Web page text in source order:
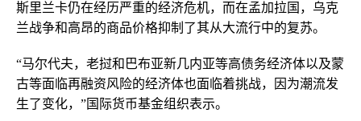
斯里兰卡仍在经历严重的经济危机，而在孟加拉国，乌克
兰战争和高昂的商品价格抑制了其从大流行中的复苏。
“马尔代夫，老挝和巴布亚新几内亚等高债务经济体以及蒙
古等面临再融资风险的经济体也面临着挑战，因为潮流发
生了变化，”国际货币基金组织表示。